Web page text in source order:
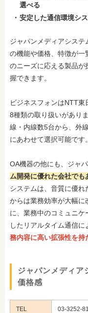
選べる
安定した通信環境シ
ジャパンメディアシステ
の機能や価格、特徴が
のニーズに応える製品
握できます。
ビジネスフォンはNTT
8種類の取り扱いがあり
線・内線数5台から、外
にあわせて選択可能です。
OA機器の他にも、ジャ
ム開発に優れた会社でも
システムは、音質に優
からは業務効率が大幅
に、業務中のコミュニ
したリアルタイム通信に
務内容に高い拡張性を持
ジャパンメディア
価格感
TEL 03-3252-